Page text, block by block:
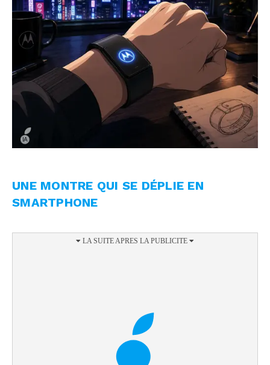
UNE MONTRE QUI SE DÉPLIE EN
SMARTPHONE